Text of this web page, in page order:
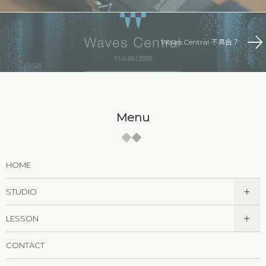
Waves Central 不具合？
Menu
HOME
STUDIO
LESSON
CONTACT